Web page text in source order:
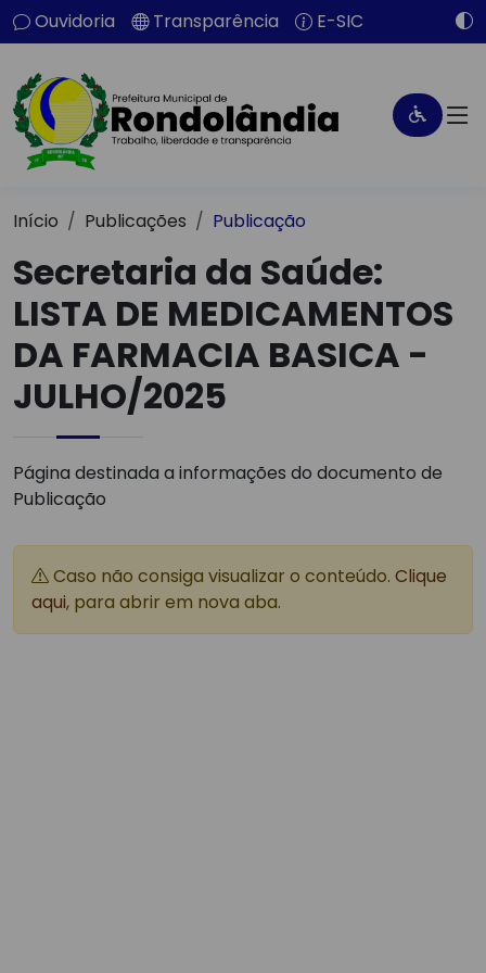
Ouvidoria Transparência E-SIC
Início Publicações Publicação
Secretaria da Saúde:
LISTA DE MEDICAMENTOS
DA FARMACIA BASICA -
JULHO/2025
Página destinada a informações do documento de
Publicação
Caso não consiga visualizar o conteúdo. Clique
aqui, para abrir em nova aba.